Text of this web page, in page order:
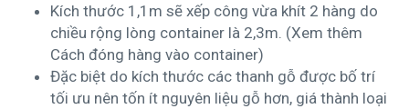
Kích thước 1,1m sẽ xếp công vừa khít 2 hàng do
chiều rộng lòng container là 2,3m. (Xem thêm
Cách đóng hàng vào container)
Đặc biệt do kích thước các thanh gỗ được bố trí
tối ưu nên tốn ít nguyên liệu gỗ hơn, giá thành loại